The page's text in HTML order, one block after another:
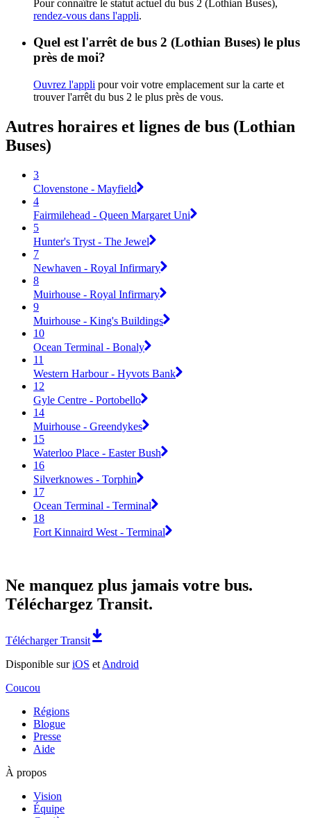
Pour connaître le statut actuel du bus 2 (Lothian Buses),
rendez-vous dans l'appli.
Quel est l'arrêt de bus 2 (Lothian Buses) le plus
près de moi?
Ouvrez l'appli pour voir votre emplacement sur la carte et
trouver l'arrêt du bus 2 le plus près de vous.
Autres horaires et lignes de bus (Lothian
Buses)
3
Clovenstone - Mayfield
4
Fairmilehead - Queen Margaret Uni
5
Hunter's Tryst - The Jewel
7
Newhaven - Royal Infirmary
8
Muirhouse - Royal Infirmary
9
Muirhouse - King's Buildings
10
Ocean Terminal - Bonaly
11
Western Harbour - Hyvots Bank
12
Gyle Centre - Portobello
14
Muirhouse - Greendykes
15
Waterloo Place - Easter Bush
16
Silverknowes - Torphin
17
Ocean Terminal - Terminal
18
Fort Kinnaird West - Terminal
Ne manquez plus jamais votre bus.
Téléchargez Transit.
Télécharger Transit
Disponible suriOS et Android
Coucou
Régions
Blogue
Presse
Aide
À propos
Vision
Équipe